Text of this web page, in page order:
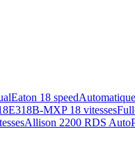
Eaton 18 speedAutomatique
MXP 18 vitesses
Allison 2200 RDS Auto